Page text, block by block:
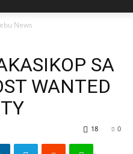
News
SA
WANTED
0
18